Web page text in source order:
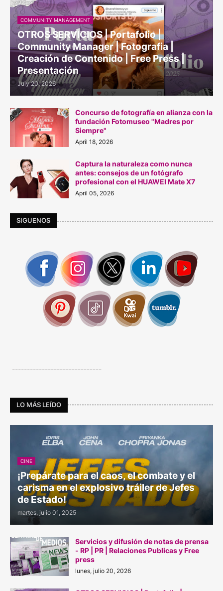
COMMUNITY MANAGEMENT
OTROS SERVICIOS | Portafolio |
Community Manager | Fotografia |
Creación de Contenido | Free Press |
Presentación
July 20, 2026
Concurso de fotografía en alianza con la
fundación Fotomuseo "Madres por
Siempre"
April 18, 2026
Captura la naturaleza como nunca
antes: consejos de un fotógrafo
profesional con el HUAWEI Mate X7
April 05, 2026
SIGUENOS
------------------------------
LO MÁS LEÍDO
CINE
¡Prepárate para el caos, el combate y el
carisma en el explosivo tráiler de Jefes
de Estado!
martes, julio 01, 2025
Servicios y difusión de notas de prensa
- RP | PR | Relaciones Publicas y Free
press
lunes, julio 20, 2026